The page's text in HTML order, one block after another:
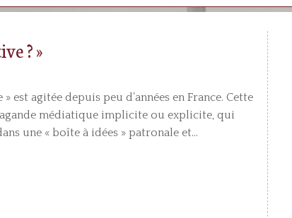
? »
agitée depuis peu d’années en France. Cette
médiatique implicite ou explicite, qui
une « boîte à idées » patronale et...